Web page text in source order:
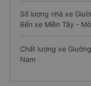
Số lượng nhà xe
Bến xe Miền Tây -
Chất lượng xe
Nam